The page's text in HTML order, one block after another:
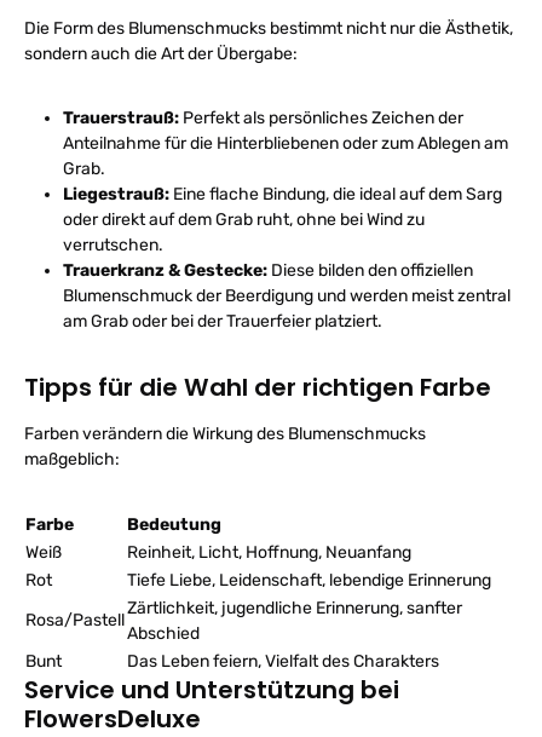
Die Form des Blumenschmucks bestimmt nicht nur die Ästhetik,
sondern auch die Art der Übergabe:
Trauerstrauß: Perfekt als persönliches Zeichen der
Anteilnahme für die Hinterbliebenen oder zum Ablegen am
Grab.
Liegestrauß: Eine flache Bindung, die ideal auf dem Sarg
oder direkt auf dem Grab ruht, ohne bei Wind zu
verrutschen.
Trauerkranz & Gestecke: Diese bilden den offiziellen
Blumenschmuck der Beerdigung und werden meist zentral
am Grab oder bei der Trauerfeier platziert.
Tipps für die Wahl der richtigen Farbe
Farben verändern die Wirkung des Blumenschmucks
maßgeblich:
Farbe
Bedeutung
Weiß
Reinheit, Licht, Hoffnung, Neuanfang
Rot
Tiefe Liebe, Leidenschaft, lebendige Erinnerung
Rosa/Pastell
Zärtlichkeit, jugendliche Erinnerung, sanfter
Abschied
Bunt
Das Leben feiern, Vielfalt des Charakters
Service und Unterstützung bei
FlowersDeluxe